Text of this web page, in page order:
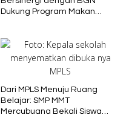
Dukung Program Makan
Dari MPLS Menuju Ruang
Belajar: SMP MMT
Mercubuana Bekali Siswa